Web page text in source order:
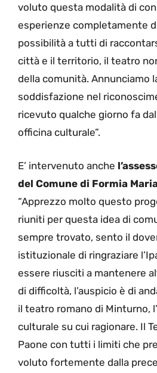
voluto questa modalità di
esperienze completamente
possibilità a tutti di
città e il territorio, il teatro
della comunità. Annunciamo
soddisfazione nel
ricevuto qualche giorno fa
officina culturale”.
E’ intervenuto anche
del Comune di Formia
“Apprezzo molto questo
riuniti per questa idea di
sempre trovato, sento il
istituzionale di ringraziare
essere riusciti a mantenere
di difficoltà, l’auspicio è di
il teatro romano di Minturno,
culturale su cui ragionare. Il
Paone con tutti i limiti che
voluto fortemente dalla